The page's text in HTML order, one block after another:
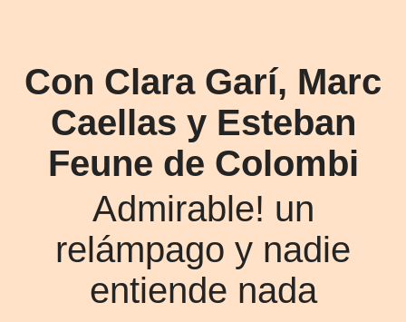
Con Clara Garí, Marc
Caellas y Esteban
Feune de Colombi
Admirable! un
relámpago y nadie
entiende nada